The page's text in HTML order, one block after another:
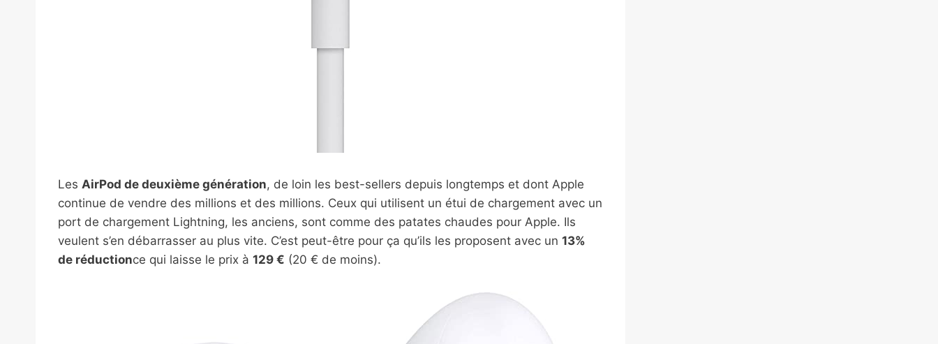
Les AirPod de deuxième génération, de loin les best-sellers depuis longtemps et dont Apple
continue de vendre des millions et des millions. Ceux qui utilisent un étui de chargement avec un
port de chargement Lightning, les anciens, sont comme des patates chaudes pour Apple. Ils
veulent s’en débarrasser au plus vite. C’est peut-être pour ça qu’ils les proposent avec un 13%
de réductionce qui laisse le prix à 129 € (20 € de moins).